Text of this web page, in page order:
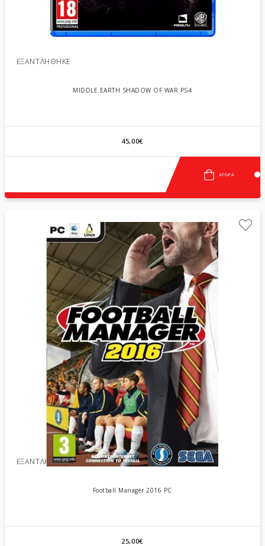
ΕΞΑΝΤΛΉΘΗΚΕ
MIDDLE EARTH SHADOW OF WAR PS4
45,00€
ΑΓΟΡΆ
ΕΞΑΝΤΛΉΘΗΚΕ
Football Manager 2016 PC
25,00€